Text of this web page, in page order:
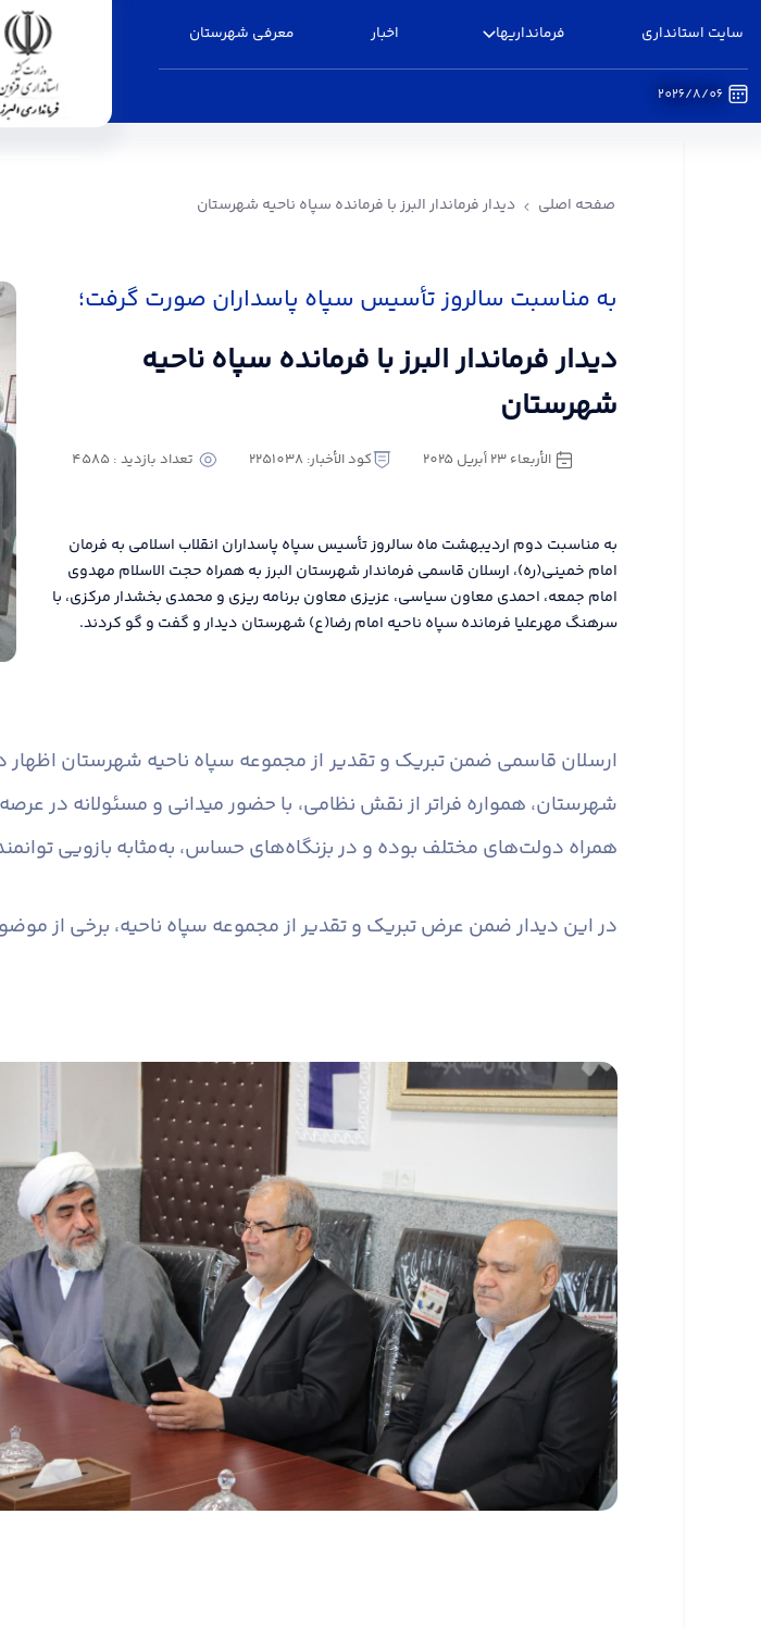
سایت استانداری فرمانداریها اخبار معرفی شهرستان
2026/8/06
صفحه اصلی دیدار فرماندار البرز با فرمانده سپاه ناحیه شهرستان
به مناسبت سالروز تأسیس سپاه پاسداران صورت گرفت؛
دیدار فرماندار البرز با فرمانده سپاه ناحیه
شهرستان
الأربعاء ٢٣ أبريل ٢٠٢٥ كود الأخبار: 2251038 تعداد بازدید : 4585
به مناسبت دوم اردیبهشت ماه سالروز تأسیس سپاه پاسداران انقلاب اسلامی به فرمان
امام خمینی(ره)، ارسلان قاسمی فرماندار شهرستان البرز به همراه حجت الاسلام مهدوی
امام جمعه، احمدی معاون سیاسی، عزیزی معاون برنامه ریزی و محمدی بخشدار مرکزی، با
سرهنگ مهرعلیا فرمانده سپاه ناحیه امام رضا(ع) شهرستان دیدار و گفت و گو کردند.
ارسلان قاسمی ضمن تبریک و تقدیر از مجموعه سپاه ناحیه شهرستان
شهرستان، همواره فراتر از نقش نظامی، با حضور میدانی و مسئولانه در
همراه دولت‌های مختلف بوده و در بزنگاه‌های حساس، به‌مثابه بازویی
در این دیدار ضمن عرض تبریک و تقدیر از مجموعه سپاه ناحیه، برخی از